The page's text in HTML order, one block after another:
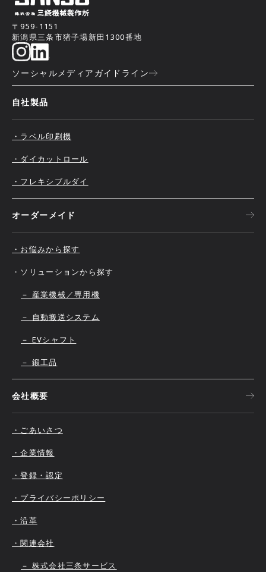
自社製品
・ラベル印刷機
・ダイカットロール
・フレキシブルダイ
オーダーメイド
・お悩みから探す
・ソリューションから探す
－ 産業機械／専用機
－ 自動搬送システム
－ EVシャフト
－ 鍛工品
会社概要
・ごあいさつ
・企業情報
・登録・認定
・プライバシーポリシー
・沿革
・関連会社
－ 株式会社三条サービス
〒959-1151
新潟県三条市猪子場新田1300番地
ソーシャルメディアガイドライン